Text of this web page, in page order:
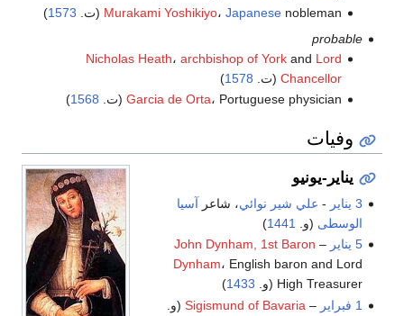
Murakami Yoshikiyo،Japanese nobleman (ت. 1573
)
probable
Nicholas Heath،archbishop of York and Lord
Chancellor(ت. 1578
)
Garcia de Orta، Portuguese physician (ت. 1568
)
وفيات
يناير-يونيو
3 يناير - علي شير نوائي، شاعر آسيا
الوسطى (و. 1441
)
5 يناير
–
John Dynham, 1st Baron
Dynham، English baron and Lord
High Treasurer (و.
1433
)
1 فبراير
–
Sigismund of Bavaria (و.